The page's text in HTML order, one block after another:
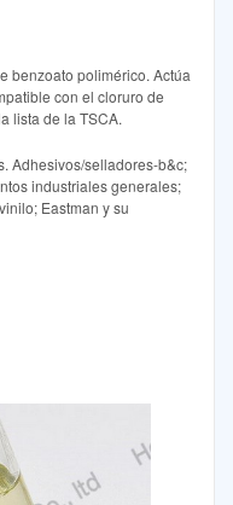
benzoato polimérico. Actúa
con el cloruro de
lista de la TSCA.
Adhesivos/selladores-b&c;
industriales generales;
Eastman y su